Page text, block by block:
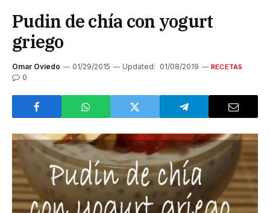
Pudin de chía con yogurt
griego
Omar Oviedo 01/29/2015 Updated: 01/08/2019 RECETAS
0